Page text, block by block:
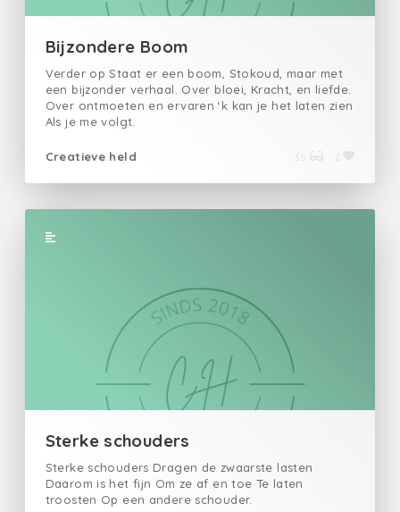
Bijzondere Boom
Verder op Staat er een boom, Stokoud, maar met
een bijzonder verhaal. Over bloei, Kracht, en liefde.
Over ontmoeten en ervaren ‘k kan je het laten zien
Als je me volgt.
Creatieve held 35
Sterke schouders
Sterke schouders Dragen de zwaarste lasten
Daarom is het fijn Om ze af en toe Te laten
troosten Op een andere schouder.